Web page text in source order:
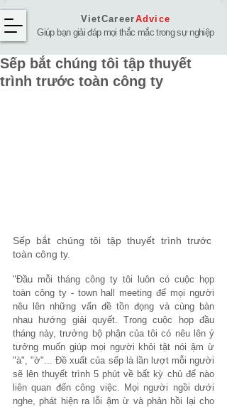
VietCareerAdvice
Giúp bạn giải đáp mọi thắc mắc trong sự nghiệp
Sếp bắt chúng tôi tập thuyết
trình trước toàn công ty
Sếp bắt chúng tôi tập thuyết trình trước
toàn công ty.
"Đầu mỗi tháng công ty tôi luôn có cuộc họp
toàn công ty - town hall meeting để mọi người
nêu lên những vấn đề tồn đọng và cùng bàn
nhau hướng giải quyết. Trong cuộc họp đầu
tháng này, trưởng bộ phận của tôi có nêu lên ý
tưởng muốn giúp mọi người khỏi tật nói ậm ừ
"à", "ờ"... Đề xuất của sếp là lần lượt mỗi người
sẽ lên thuyết trình 5 phút về bất kỳ chủ để nào
liên quan đến công việc. Mọi người ngồi dưới
nghe, phát hiện ra lỗi ậm ừ và phản hồi lại cho